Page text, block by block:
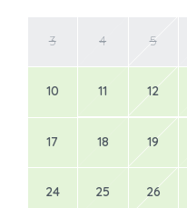
3 4 5
10 11 12
17 18 19
24 25 26